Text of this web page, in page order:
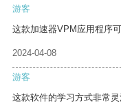
游客
这款加速器VPM应用程序
2024-04-08
游客
这款软件的学习方式非常